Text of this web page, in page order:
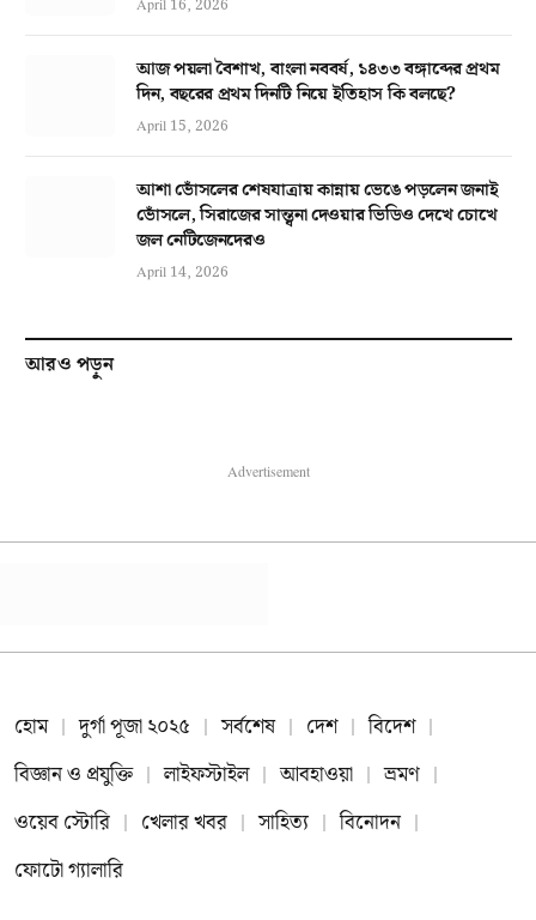
April 16, 2026
আজ পয়লা বৈশাখ, বাংলা নববর্ষ, ১৪৩৩ বঙ্গাব্দের প্রথম
দিন, বছরের প্রথম দিনটি নিয়ে ইতিহাস কি বলছে?
April 15, 2026
আশা ভোঁসলের শেষযাত্রায় কান্নায় ভেঙে পড়লেন জনাই
ভোঁসলে, সিরাজের সান্ত্বনা দেওয়ার ভিডিও দেখে চোখে
জল নেটিজেনদেরও
April 14, 2026
আরও পড়ুন
Advertisement
হোম দুর্গা পূজা ২০২৫ সর্বশেষ দেশ
বিদেশ
বিজ্ঞান ও প্রযুক্তি
লাইফস্টাইল আবহাওয়া
ভ্রমণ
ওয়েব স্টোরি
খেলার খবর সাহিত্য
বিনোদন
ফোটো গ্যালারি